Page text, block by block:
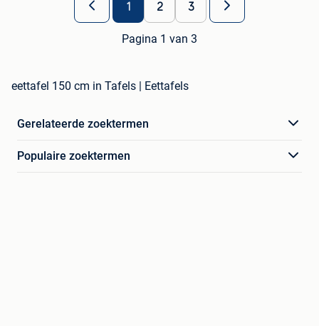
1 2 3
Pagina 1 van 3
eettafel 150 cm in Tafels | Eettafels
Gerelateerde zoektermen
Populaire zoektermen